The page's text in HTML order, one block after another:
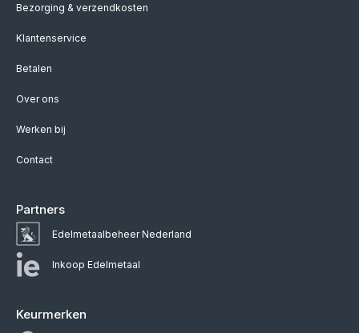
Bezorging & verzendkosten
Klantenservice
Betalen
Over ons
Werken bij
Contact
Partners
Edelmetaalbeheer Nederland
Inkoop Edelmetaal
Keurmerken